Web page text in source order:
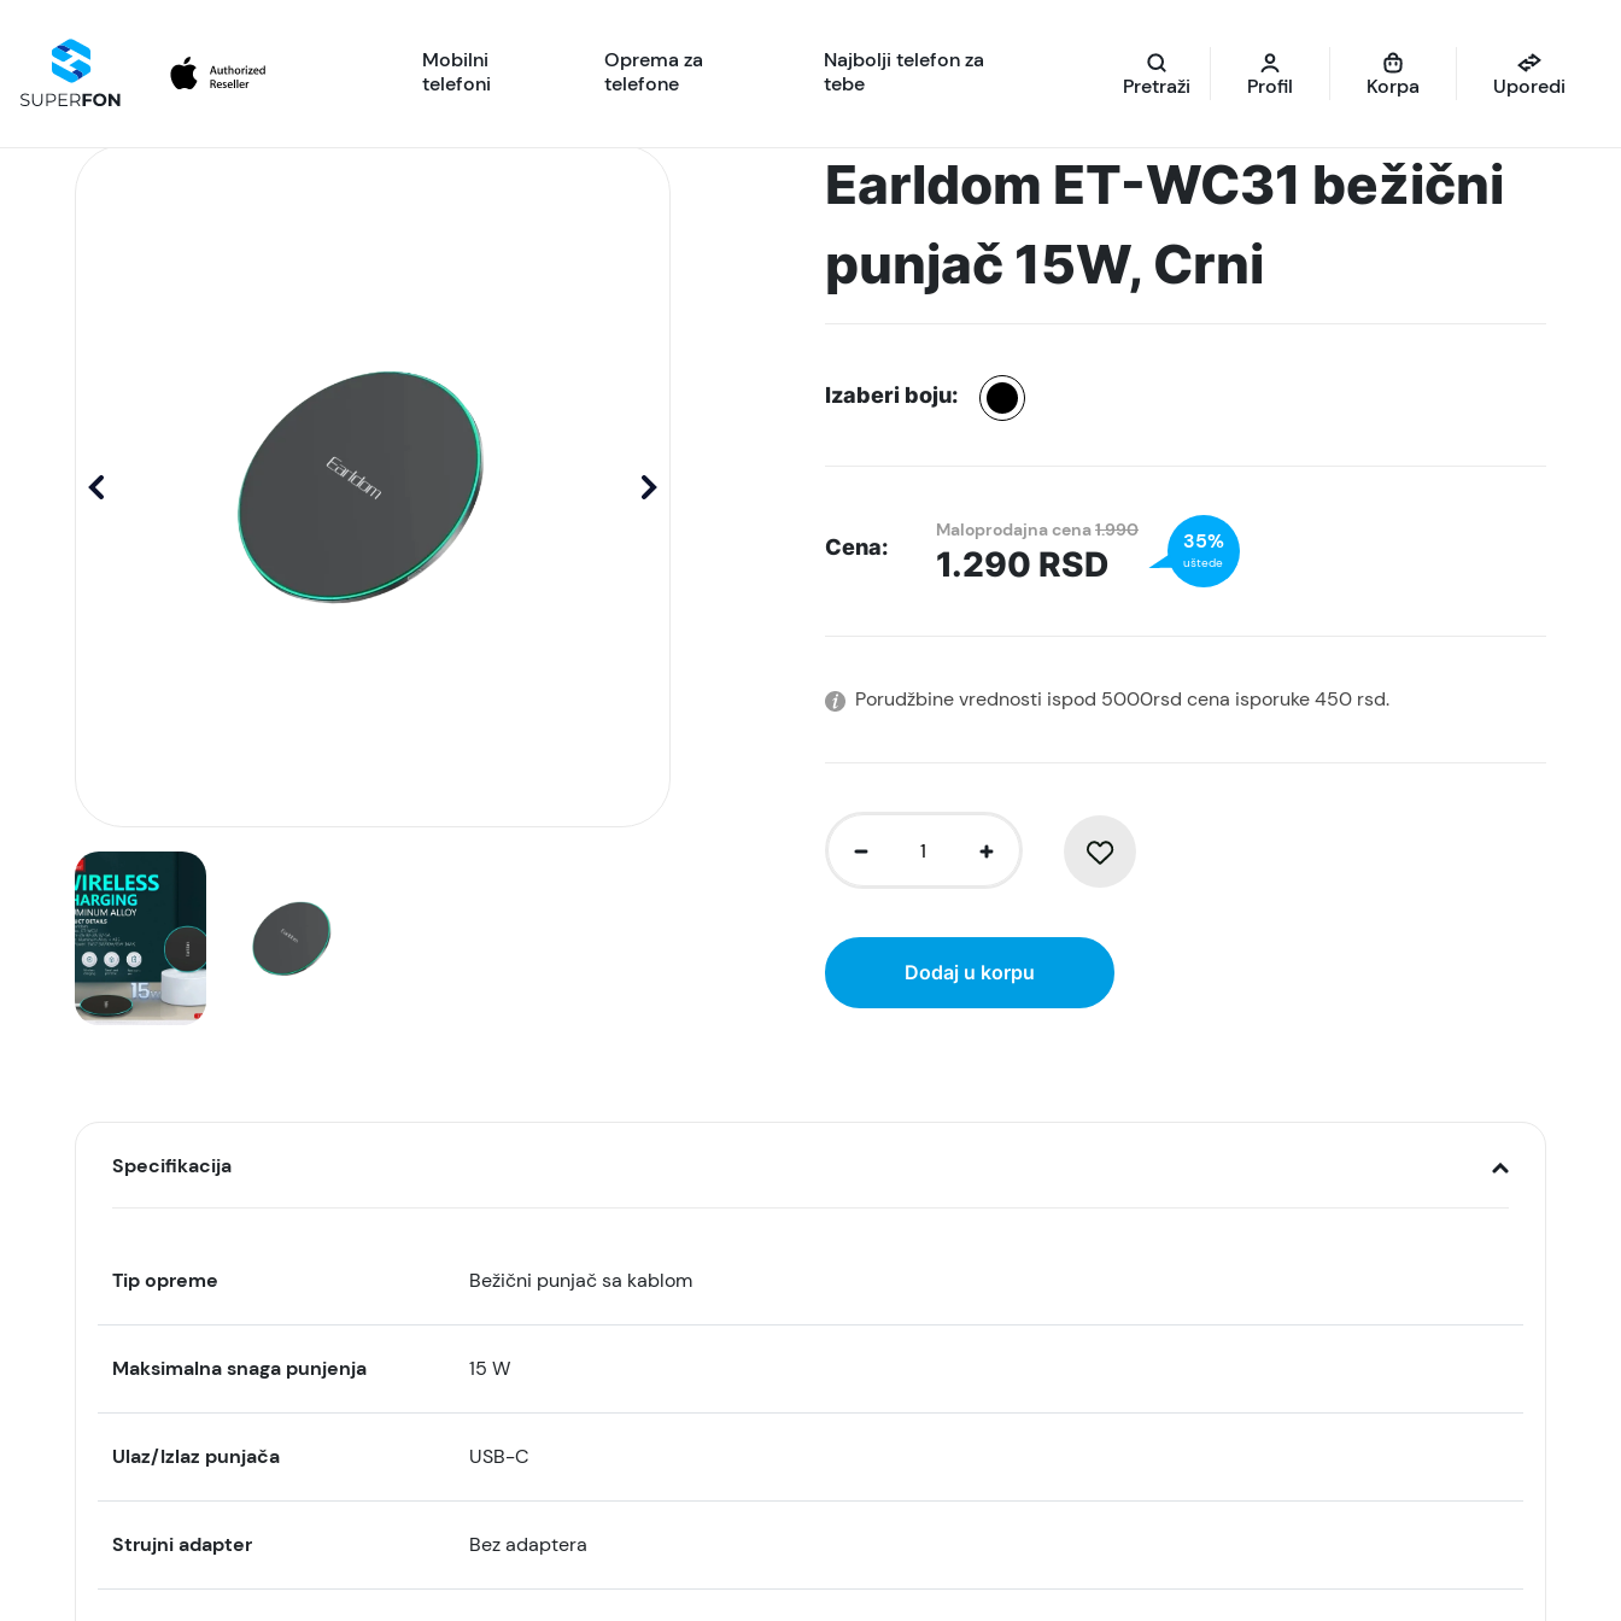
Mobilni
telefoni
Oprema za
telefone
Najbolji telefon za
tebe
Pretraži Profil Korpa Uporedi
Earldom ET-WC31 bežični
punjač 15W, Crni
Izaberi boju:
Cena:
Maloprodajna cena1.990
1.290 RSD
35%
uštede
Porudžbine vrednosti ispod 5000rsd cena isporuke 450 rsd.
Dodaj u korpu
Specifikacija
Tip opreme Bežični punjač sa kablom
Maksimalna snaga punjenja 15 W
Ulaz/Izlaz punjača USB-C
Strujni adapter Bez adaptera